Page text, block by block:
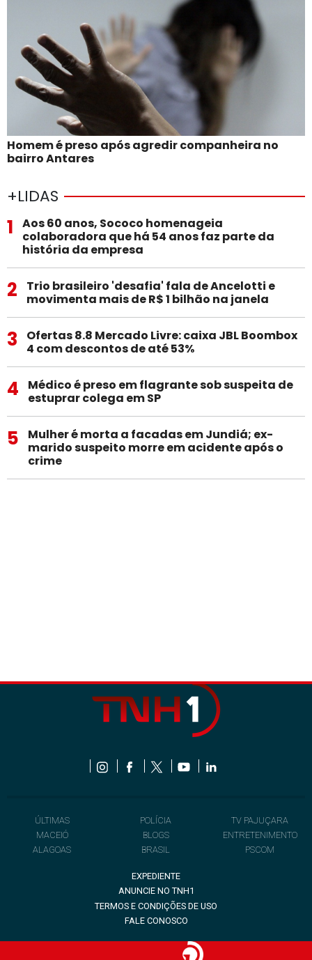
Homem é preso após agredir companheira no
bairro Antares
+LIDAS
1
Aos 60 anos, Sococo homenageia
colaboradora que há 54 anos faz parte da
história da empresa
2
Trio brasileiro 'desafia' fala de Ancelotti e
movimenta mais de R$ 1 bilhão na janela
3
Ofertas 8.8 Mercado Livre: caixa JBL Boombox
4 com descontos de até 53%
4
Médico é preso em flagrante sob suspeita de
estuprar colega em SP
5
Mulher é morta a facadas em Jundiá; ex-
marido suspeito morre em acidente após o
crime
ÚLTIMAS
MACEIÓ
ALAGOAS
POLÍCIA
BLOGS
BRASIL
TV PAJUÇARA
ENTRETENIMENTO
PSCOM
EXPEDIENTE
ANUNCIE NO TNH1
TERMOS E CONDIÇÕES DE USO
FALE CONOSCO